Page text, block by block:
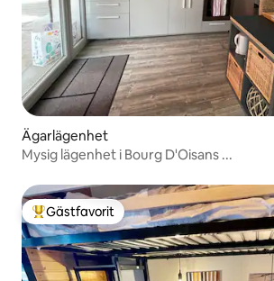
Ägarlägenhet
Mysig lägenhet i Bourg D'Oisans ...
Populär gästfavorit
Gästfavorit